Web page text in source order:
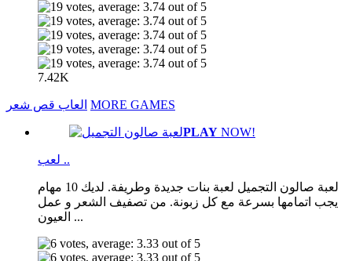
7.42K
العاب قص شعر MORE GAMES
PLAY NOW!
لعب ..
لعبة صالون التجميل لعبة بنات جديدة وطريفة. لديك 10 مهام
يجب اتمامها بسرعة مع كل زبونة. من تصفيف الشعر و عمل
العيون ...